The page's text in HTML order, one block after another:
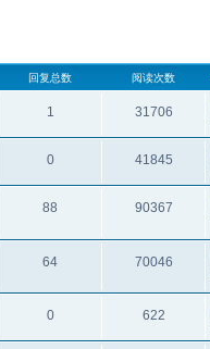
回复总数 阅读次数
1 31706
0 41845
88 90367
64 70046
0 622